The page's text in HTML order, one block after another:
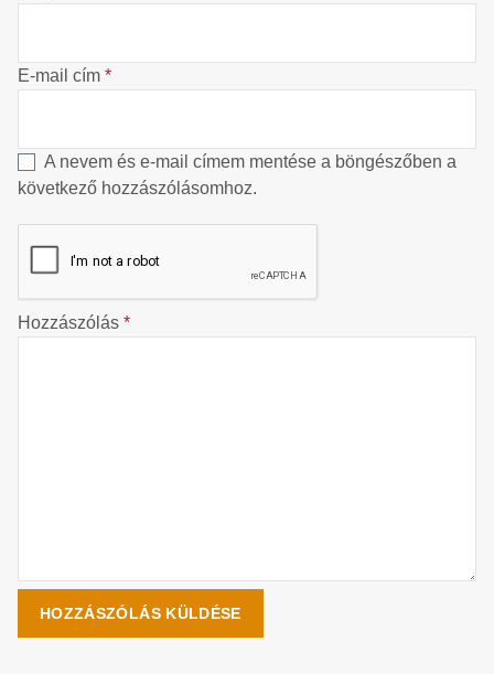
E-mail cím *
A nevem és e-mail címem mentése a böngészőben a
következő hozzászólásomhoz.
Hozzászólás *